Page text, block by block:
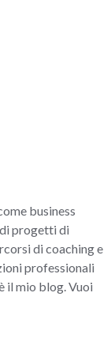
business
progetti di
di coaching e
professionali
il mio blog. Vuoi